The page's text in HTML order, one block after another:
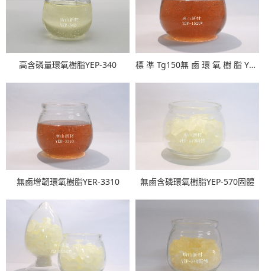
高含磷量環氧樹脂YEP-340 標 凖 Tg150無 鹵 環 氧 樹 脂 YEP-152UV
無鹵增韌環氧樹脂YER-3310 無鹵含磷環氧樹脂YEP-570固體